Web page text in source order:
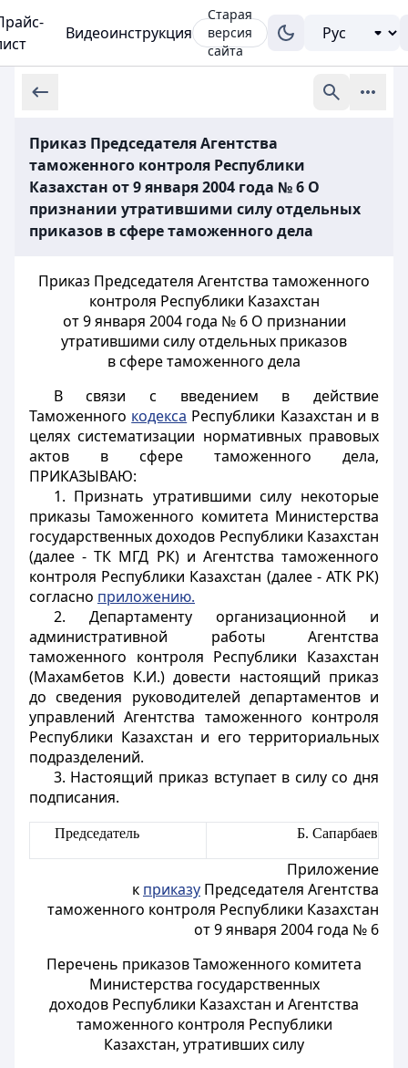
Видеоинструкция
Старая
версия
сайта
Приказ Председателя Агентства
таможенного контроля Республики
Казахстан от 9 января 2004 года № 6 О
признании утратившими силу отдельных
приказов в сфере таможенного дела
Приказ Председателя Агентства таможенного
контроля Республики Казахстан
от 9 января 2004 года № 6 О признании
утратившими силу отдельных приказов
в сфере таможенного дела
В связи с введением в действие
Таможенного кодекса Республики Казахстан и в
целях систематизации нормативных правовых
актов в сфере таможенного дела,
ПРИКАЗЫВАЮ:
1. Признать утратившими силу некоторые
приказы Таможенного комитета Министерства
государственных доходов Республики Казахстан
(далее - ТК МГД РК) и Агентства таможенного
контроля Республики Казахстан (далее - АТК РК)
согласно приложению.
2. Департаменту организационной и
административной работы Агентства
таможенного контроля Республики Казахстан
(Махамбетов К.И.) довести настоящий приказ
до сведения руководителей департаментов и
управлений Агентства таможенного контроля
Республики Казахстан и его территориальных
подразделений.
3. Настоящий приказ вступает в силу со дня
подписания.
Председатель Б. Сапарбаев
Приложение
к приказу Председателя Агентства
таможенного контроля Республики Казахстан
от 9 января 2004 года № 6
Перечень приказов Таможенного комитета
Министерства государственных
доходов Республики Казахстан и Агентства
таможенного контроля Республики
Казахстан, утративших силу